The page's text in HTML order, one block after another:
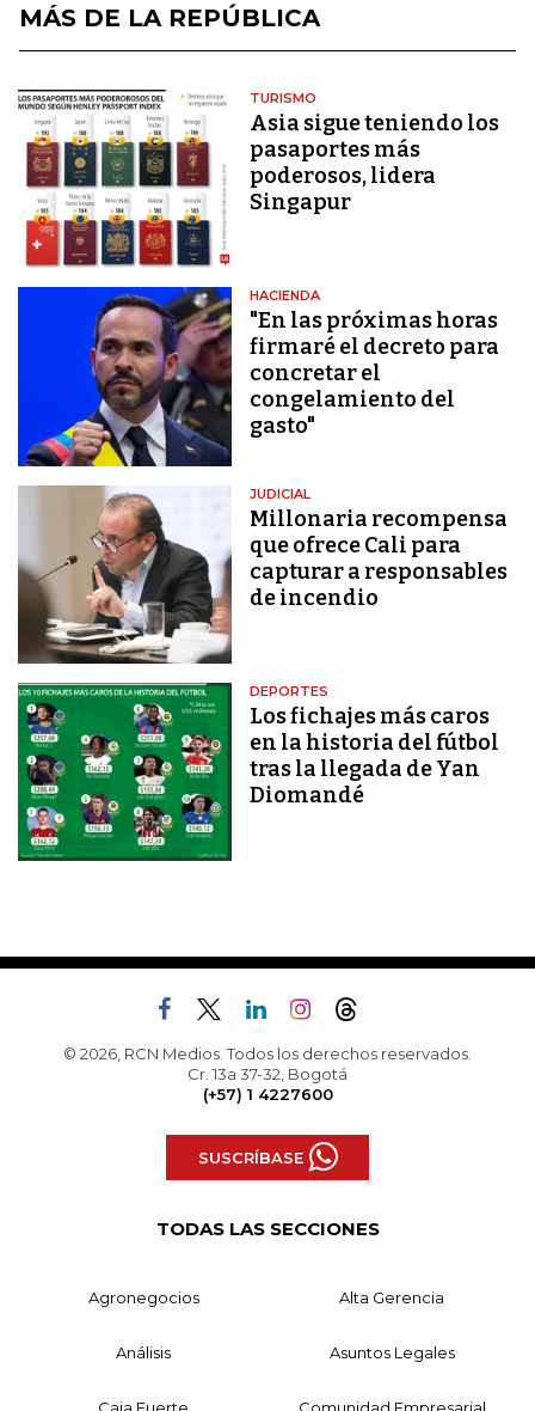
MÁS DE LA REPÚBLICA
TURISMO
Asia sigue teniendo los
pasaportes más
poderosos, lidera
Singapur
HACIENDA
"En las próximas horas
firmaré el decreto para
concretar el
congelamiento del
gasto"
JUDICIAL
Millonaria recompensa
que ofrece Cali para
capturar a responsables
de incendio
DEPORTES
Los fichajes más caros
en la historia del fútbol
tras la llegada de Yan
Diomandé
© 2026, RCN Medios. Todos los derechos reservados.
Cr. 13a 37-32, Bogotá
(+57) 1 4227600
SUSCRÍBASE
TODAS LAS SECCIONES
Agronegocios Alta Gerencia
Análisis Asuntos Legales